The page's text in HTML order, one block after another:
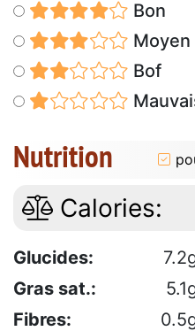
Bon
Moyen
Bof
Nutrition
Calories:
Glucides:
Gras sat.:
Fibres: